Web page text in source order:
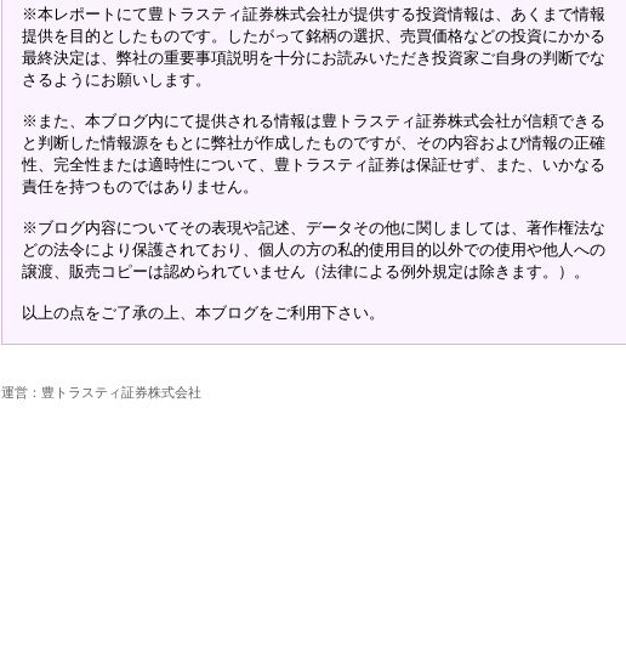
※本レポートにて豊トラスティ証券株式会社が提供する投資情報は、あくまで情報
提供を目的としたものです。したがって銘柄の選択、売買価格などの投資にかかる
最終決定は、弊社の重要事項説明を十分にお読みいただき投資家ご自身の判断でな
さるようにお願いします。
※また、本ブログ内にて提供される情報は豊トラスティ証券株式会社が信頼できる
と判断した情報源をもとに弊社が作成したものですが、その内容および情報の正確
性、完全性または適時性について、豊トラスティ証券は保証せず、また、いかなる
責任を持つものではありません。
※ブログ内容についてその表現や記述、データその他に関しましては、著作権法な
どの法令により保護されており、個人の方の私的使用目的以外での使用や他人への
譲渡、販売コピーは認められていません（法律による例外規定は除きます。）。
以上の点をご了承の上、本ブログをご利用下さい。
運営：豊トラスティ証券株式会社